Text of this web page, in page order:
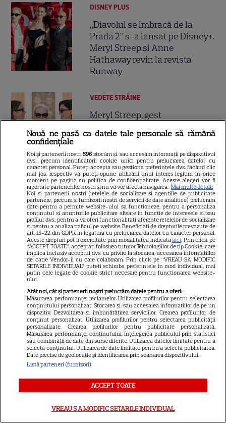
DISNEY PLUS
„Diavolul se îmbracă de la
Prada 2” s-a lansat pe Disney+.
Meryl Streep și Anne
Hathaway revin la revista
Runway
VEDETE STRĂINE
Meryl Streep, gest
Hathaway și Emily Blunt la
„Diavolul se îmbracă de la
Prada 2”. Ce salarii ar fi primit
actrițele
13
VEDETE STRĂINE
Tom Holland, decizie radicală
pentru noul său film! Ce
promisiune a făcut actorul
după momentele virale în care
a făcut senzație prin dans
13
SKYSHOWTIME
Scarlett Johansson și Kristin
Scott Thomas, din nou mamă
și fiică pe ecran în „My
Mother's Wedding”. Când
apare filmul pe SkyShowtime
PRIME VIDEO
din „Stranger Things”, intră în
Nouă ne pasă ca datele tale personale să rămână
confidențiale
Noi și partenerii noștri596 stocăm și/sau accesăm informații pe dispozitivul
dvs., precum identificatorii cookie unici pentru prelucrarea datelor cu
caracter personal. Puteți accepta sau gestiona preferințele dvs. făcând clic
mai jos, respectiv vă puteți opune utilizării unui interes legitim în orice
moment pe pagina cu politica de confidențialitate. Aceste alegeri vor fi
raportate partenerilor noștri și nu vă vor afecta navigarea. Mai multe detalii
Noi si partenerii nostri (retelele de socializare si agentiile de publicitate
partenere, precum si furnizorii nostri de servicii de date analitice) prelucram
date pentru a permite website-ului sa functioneze, pentru a personaliza
continutul si anunturile publicitare afisate in functie de interesele si/sau
profilul dvs., pentru a va oferi functionalitati aferente retelelor de socializare
si pentru a analiza traficul pe website. Beneficiati de drepturile prevazute de
art. 15-22 din GDPR in legatura cu prelucrarea datelor cu caracter personal.
Aceste drepturi pot fi exercitate prin modalitatea indicataaici. Prin click pe
“ACCEPT TOATE”, acceptati folosirea tuturor Tehnologiilor de tip Cookie, care
implica inclusiv acceptul dvs. cu privire la stocarea/accesarea informatiilor
de catre Vendor-ii cu care colaboram. Prin click pe “VREAU SA MODIFIC
SETARILE INDIVIDUAL” puteti schimba preferintele in mod individual, mai
putin cele legate de cookie strict necesare pentru functionarea website-
ului.
Atât noi, cât și partenerii noștri prelucrăm datele pentru a oferi:
Măsurarea performanței reclamelor. Utilizarea profilurilor pentru selectarea
conținutului personalizat. Stocarea și/sau accesarea informațiilor de pe un
dispozitiv. Dezvoltarea și îmbunătățirea serviciilor. Crearea profilurilor de
conținut personalizat. Utilizarea profilurilor pentru selectarea publicității
personalizate. Crearea profilurilor pentru publicitate personalizată.
Măsurarea performanței conținutului. Înțelegerea publicului prin statistici
sau combinații de date din surse diferite. Utilizarea datelor limitate pentru a
selecta conținutul. Utilizarea de date limitate pentru a selecta publicitatea.
Date precise de geolocație și identificarea prin scanarea dispozitivului.
Listă parteneri (furnizori)
ACCEPT TOATE
VREAU SA MODIFIC SETARILE INDIVIDUAL